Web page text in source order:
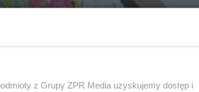
z Grupy ZPR Media uzyskujemy dostęp i